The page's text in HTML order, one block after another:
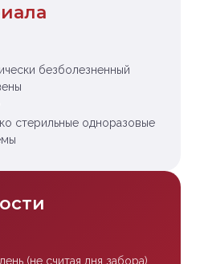
безболезненный
стерильные одноразовые
(не считая дня забора)